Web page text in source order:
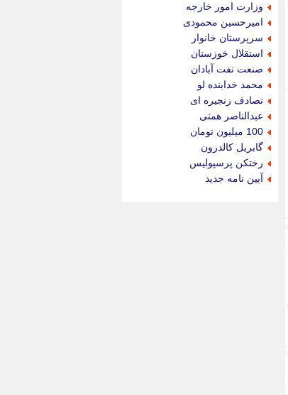
وزارت امور خارجه
امیرحسین محمودی
سرپرستان خانوار
استقلال خوزستان
صنعت نفت آبادان
محمد خدابنده لو
تصادف زنجیره ای
عبدالناصر همتی
100 میلیون تومان
گابریل کالدرون
رختکن پرسپولیس
آیین نامه جدید